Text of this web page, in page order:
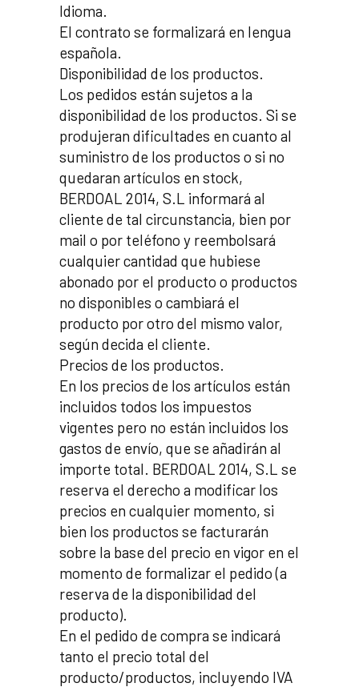
Idioma.
El contrato se formalizará en lengua
española.
Disponibilidad de los productos.
Los pedidos están sujetos a la
disponibilidad de los productos. Si se
produjeran dificultades en cuanto al
suministro de los productos o si no
quedaran artículos en stock,
BERDOAL 2014, S.L informará al
cliente de tal circunstancia, bien por
mail o por teléfono y reembolsará
cualquier cantidad que hubiese
abonado por el producto o productos
no disponibles o cambiará el
producto por otro del mismo valor,
según decida el cliente.
Precios de los productos.
En los precios de los artículos están
incluidos todos los impuestos
vigentes pero no están incluidos los
gastos de envío, que se añadirán al
importe total. BERDOAL 2014, S.L se
reserva el derecho a modificar los
precios en cualquier momento, si
bien los productos se facturarán
sobre la base del precio en vigor en el
momento de formalizar el pedido (a
reserva de la disponibilidad del
producto).
En el pedido de compra se indicará
tanto el precio total del
producto/productos, incluyendo IVA